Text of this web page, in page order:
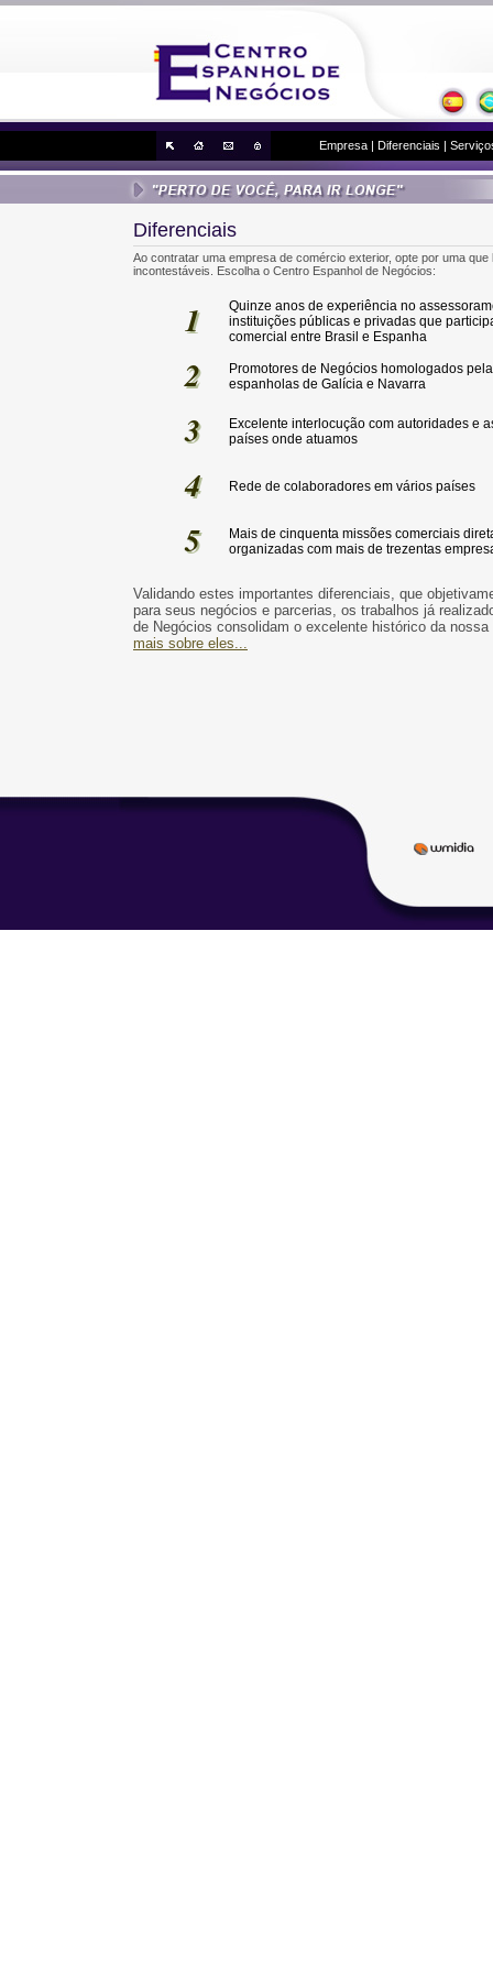
Empresa | Diferenciais |
Diferenciais
Ao contratar uma empresa de comércio exterior, opte por uma
incontestáveis. Escolha o Centro Espanhol de Negócios:
1
1
Quinze anos de experiência no
instituições públicas e privadas que
comercial entre Brasil e Espanha
2
2
Promotores de Negócios homologados
espanholas de Galícia e Navarra
3
3
Excelente interlocução com autoridades e
países onde atuamos
4
4 Rede de colaboradores em vários países
5
5
Mais de cinquenta missões comerciais
organizadas com mais de trezentas
Validando estes importantes diferenciais, que
para seus negócios e parcerias, os trabalhos já
de Negócios consolidam o excelente histórico da
mais sobre eles...